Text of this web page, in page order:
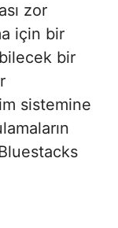
zor
için bir
bir
sistemine